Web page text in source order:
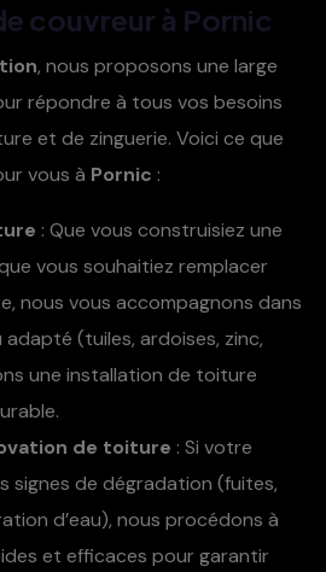
couvreur à Pornic
, nous proposons une large
répondre à tous vos besoins
et de zinguerie. Voici ce que
vous à Pornic :
: Que vous construisiez une
vous souhaitiez remplacer
nous vous accompagnons dans
(tuiles, ardoises, zinc,
une installation de toiture
de toiture : Si votre
signes de dégradation (fuites,
d’eau), nous procédons à
et efficaces pour garantir